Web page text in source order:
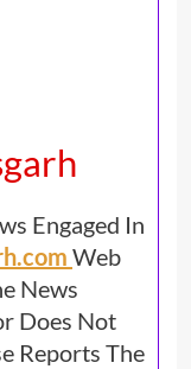
Engaged In
Web
News
Does Not
Reports The